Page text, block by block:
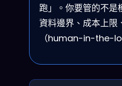
跑」。你要管的不是
資料邊界、成本上限
（human-in-the-